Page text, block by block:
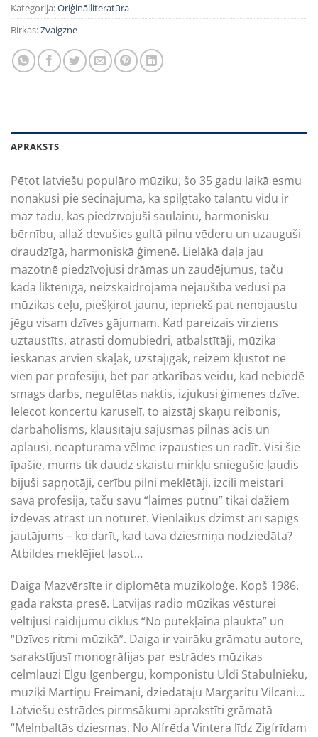
Kategorija:Oriģinālliteratūra
Birkas:Zvaigzne
APRAKSTS
Pētot latviešu populāro mūziku, šo 35 gadu laikā esmu
nonākusi pie secinājuma, ka spilgtāko talantu vidū ir
maz tādu, kas piedzīvojuši saulainu, harmonisku
bērnību, allaž devušies gultā pilnu vēderu un uzauguši
draudzīgā, harmoniskā ģimenē. Lielākā daļa jau
mazotnē piedzīvojusi drāmas un zaudējumus, taču
kāda liktenīga, neizskaidrojama nejaušība vedusi pa
mūzikas ceļu, piešķirot jaunu, iepriekš pat nenojaustu
jēgu visam dzīves gājumam. Kad pareizais virziens
uztaustīts, atrasti domubiedri, atbalstītāji, mūzika
ieskanas arvien skaļāk, uzstājīgāk, reizēm kļūstot ne
vien par profesiju, bet par atkarības veidu, kad nebiedē
smags darbs, negulētas naktis, izjukusi ģimenes dzīve.
Ielecot koncertu karuselī, to aizstāj skaņu reibonis,
darbaholisms, klausītāju sajūsmas pilnās acis un
aplausi, neapturama vēlme izpausties un radīt. Visi šie
īpašie, mums tik daudz skaistu mirkļu sniegušie ļaudis
bijuši sapņotāji, cerību pilni meklētāji, izcili meistari
savā profesijā, taču savu “laimes putnu” tikai dažiem
izdevās atrast un noturēt. Vienlaikus dzimst arī sāpīgs
jautājums – ko darīt, kad tava dziesmiņa nodziedāta?
Atbildes meklējiet lasot…
Daiga Mazvērsīte ir diplomēta muzikoloģe. Kopš 1986.
gada raksta presē. Latvijas radio mūzikas vēsturei
veltījusi raidījumu ciklus “No putekļainā plaukta” un
“Dzīves ritmi mūzikā”. Daiga ir vairāku grāmatu autore,
sarakstījusī monogrāfijas par estrādes mūzikas
celmlauzi Elgu Igenbergu, komponistu Uldi Stabulnieku,
mūziķi Mārtiņu Freimani, dziedātāju Margaritu Vilcāni…
Latviešu estrādes pirmsākumi aprakstīti grāmatā
“Melnbaltās dziesmas. No Alfrēda Vintera līdz Zigfrīdam